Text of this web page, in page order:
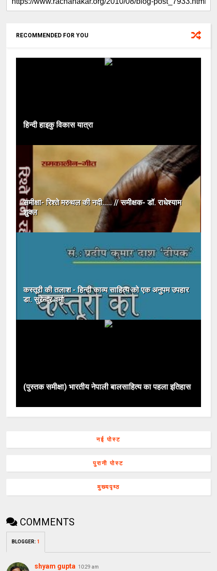
RECOMMENDED FOR YOU
हिन्दी हाइकु विकास यात्रा
समीक्षा- रिश्ते मरुथल की नदी..... // समीक्षक- डॉ. राधेश्याम
शुक्ल
कस्तूरी की तलाश - हिन्दी काव्य साहित्य को एक अनुपम उपहार
डा. सुरेन्द्र वर्मा
(पुस्तक समीक्षा) भारतीय नेपाली बालसाहित्य का पहला इतिहास
नई पोस्ट
पुरानी पोस्ट
मुख्यपृष्ठ
COMMENTS
BLOGGER: 1
shyam gupta 10:29 am